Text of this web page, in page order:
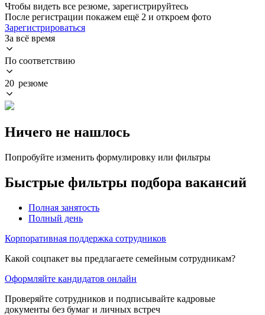
Чтобы видеть все резюме, зарегистрируйтесь
После регистрации покажем ещё 2 и откроем фото
Зарегистрироваться
За всё время
По соответствию
20 резюме
Ничего не нашлось
Попробуйте изменить формулировку или фильтры
Быстрые фильтры подбора вакансий
Полная занятость
Полный день
Корпоративная поддержка сотрудников
Какой соцпакет вы предлагаете семейным сотрудникам?
Оформляйте кандидатов онлайн
Проверяйте сотрудников и подписывайте кадровые
документы без бумаг и личных встреч